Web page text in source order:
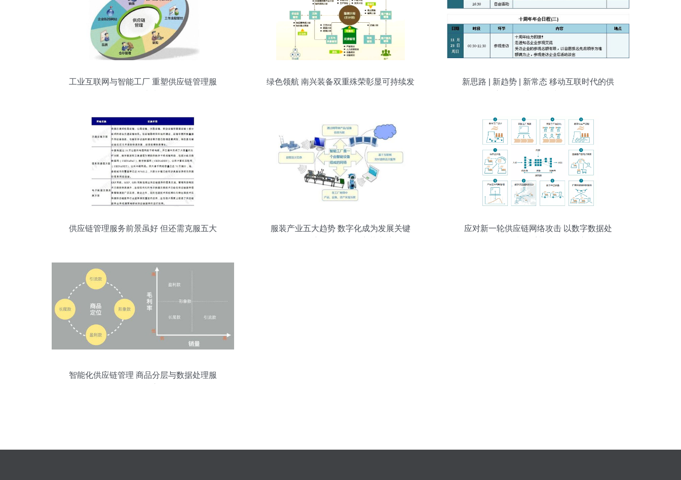
工业互联网与智能工厂 重塑供应链管理服
绿色领航 南兴装备双重殊荣彰显可持续发
新思路 | 新趋势 | 新常态 移动互联时代的供
供应链管理服务前景虽好 但还需克服五大
服装产业五大趋势 数字化成为发展关键
应对新一轮供应链网络攻击 以数字数据处
智能化供应链管理 商品分层与数据处理服